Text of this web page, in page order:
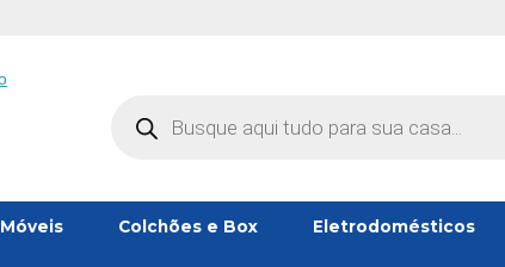
produtos
Móveis Colchões e Box Eletrodomésticos